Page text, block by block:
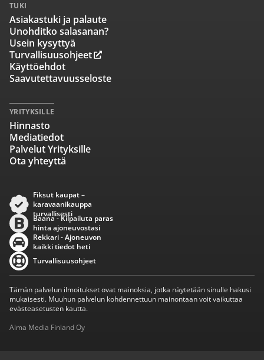
TUKI
Asiakastuki ja palaute
Unohditko salasanan?
Usein kysyttyä
Turvallisuusohjeet
Käyttöehdot
Saavutettavuusseloste
YRITYKSILLE
Hinnasto
Mediatiedot
Palvelut Yrityksille
Ota yhteyttä
Fiksut kaupat –
karavaanikauppa
turvallisesti
Baana - Kilpailuta paras
hinta ajoneuvostasi
Rekkari - Ajoneuvon
kaikki tiedot heti
Turvallisuusohjeet
Tämän palvelun ilmoitukset ovat mainoksia, jotka näytetään sinulle hakusi
mukaisesti. Muuhun palvelun kohdennettuun mainontaan voit vaikuttaa
evästeasetusten kautta.
Alma Media Finland Oy